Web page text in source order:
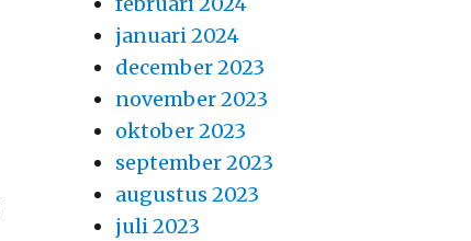
januari 2024
december 2023
november 2023
oktober 2023
september 2023
augustus 2023
juli 2023